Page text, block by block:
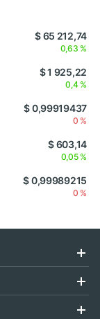
$ 65 212,74
0,63 %
$ 1 925,22
0,4 %
$ 0,99919437
0 %
$ 603,14
0,05 %
$ 0,99989215
0 %